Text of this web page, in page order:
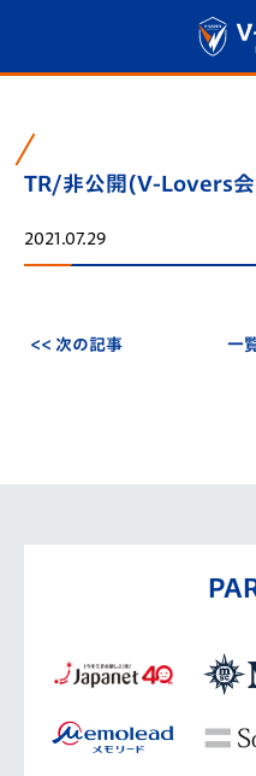
TR/非公開(V-Lovers会
2021.07.29
<< 次の記事 一